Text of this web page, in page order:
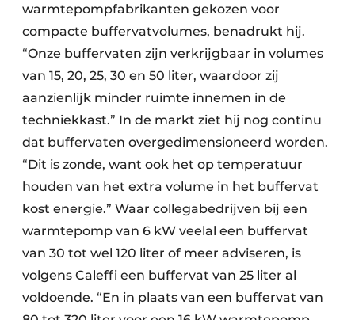
warmtepompfabrikanten gekozen voor
compacte buffervatvolumes, benadrukt hij.
“Onze buffervaten zijn verkrijgbaar in volumes
van 15, 20, 25, 30 en 50 liter, waardoor zij
aanzienlijk minder ruimte innemen in de
techniekkast.” In de markt ziet hij nog continu
dat buffervaten overgedimensioneerd worden.
“Dit is zonde, want ook het op temperatuur
houden van het extra volume in het buffervat
kost energie.” Waar collegabedrijven bij een
warmtepomp van 6 kW veelal een buffervat
van 30 tot wel 120 liter of meer adviseren, is
volgens Caleffi een buffervat van 25 liter al
voldoende. “En in plaats van een buffervat van